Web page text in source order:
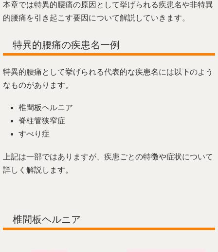
本章では特異的腰痛の原因として挙げられる疾患名や非特異
的腰痛を引き起こす要因について解説していきます。
特異的腰痛の疾患名一例
特異的腰痛として挙げられる代表的な疾患名には以下のよう
なものがあります。
椎間板ヘルニア
脊柱管狭窄症
すべり症
上記は一部ではありますが、疾患ごとの特徴や症状について
詳しく解説します。
椎間板ヘルニア